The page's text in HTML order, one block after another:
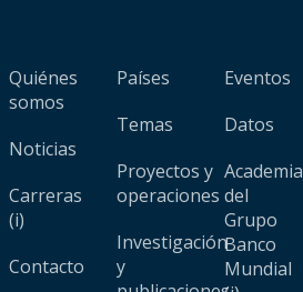
Quiénes
somos
Noticias
Carreras
(i)
Contacto
Países
Temas
Proyectos y
operaciones
Investigación
y
Eventos
Datos
Academia
del
Grupo
Banco
Mundial